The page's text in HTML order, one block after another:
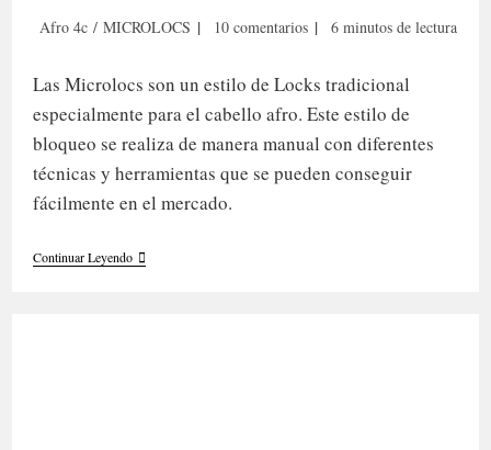
Categoría
entrada:
Afro 4c / MICROLOCS
Comentarios
entrada:
10 comentarios
Tiempo
6 minutos de lectura
Las Microlocs son un estilo de Locks tradicional
especialmente para el cabello afro. Este estilo de
bloqueo se realiza de manera manual con diferentes
técnicas y herramientas que se pueden conseguir
fácilmente en el mercado.
Continuar Leyendo¿Qué Son
Las